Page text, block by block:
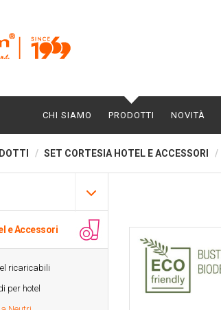
CHI SIAMO PRODOTTI NOVITÀ
SET CORTESIA HOTEL E ACCESSORI
e Accessori
ricaricabili
per hotel